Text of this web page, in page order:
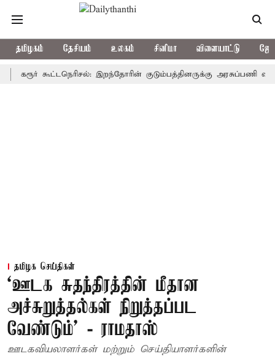
தமிழகம் தேசியம் உலகம் சினிமா விளையாட்டு
கூட்டநெரிசல்: இறந்தோரின் குடும்பத்தினருக்கு அரசுப்பணி வழக்கு;
தமிழக செய்திகள்
‘ஊடக சுதந்திரத்தின் மீதான
அச்சுறுத்தல்கள் நிறுத்தப்பட
வேண்டும்’ - ராமதாஸ்
ஊடகவியலாளர்கள் மற்றும் செய்தியாளர்களின்